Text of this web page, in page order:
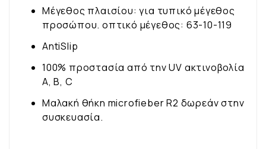
Μέγεθος πλαισίου: για τυπικό μέγεθος
προσώπου. οπτικό μέγεθος: 63-10-119
AntiSlip
100% προστασία από την UV ακτινοβολία
A, B, C
Μαλακή θήκη microfieber R2 δωρεάν στην
συσκευασία.